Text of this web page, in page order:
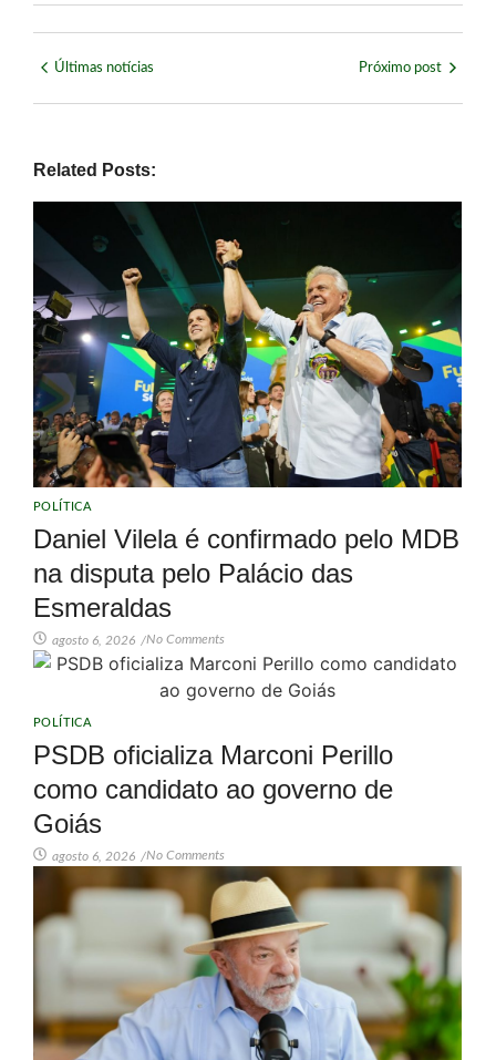
Últimas notícias Próximo post
Related Posts:
POLÍTICA
Daniel Vilela é confirmado pelo MDB
na disputa pelo Palácio das
Esmeraldas
agosto 6, 2026 /No Comments
POLÍTICA
PSDB oficializa Marconi Perillo
como candidato ao governo de
Goiás
agosto 6, 2026 /No Comments